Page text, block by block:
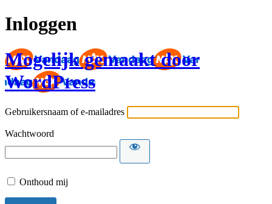
Inloggen
Mogelijk gemaakt door
WordPress
Gebruikersnaam of e-mailadres
Wachtwoord
Onthoud mij